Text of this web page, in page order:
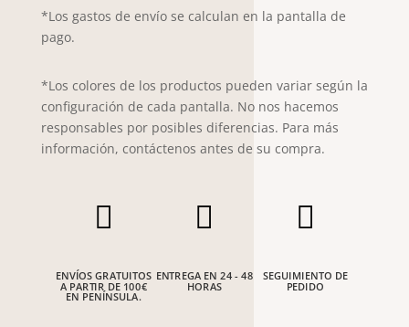
*Los gastos de envío se calculan en la pantalla de
pago.
*Los colores de los productos pueden variar según la
configuración de cada pantalla. No nos hacemos
responsables por posibles diferencias. Para más
información, contáctenos antes de su compra.

ENVÍOS GRATUITOS
A PARTIR DE 100€
EN PENÍNSULA.

ENTREGA EN 24 - 48
HORAS

SEGUIMIENTO DE
PEDIDO